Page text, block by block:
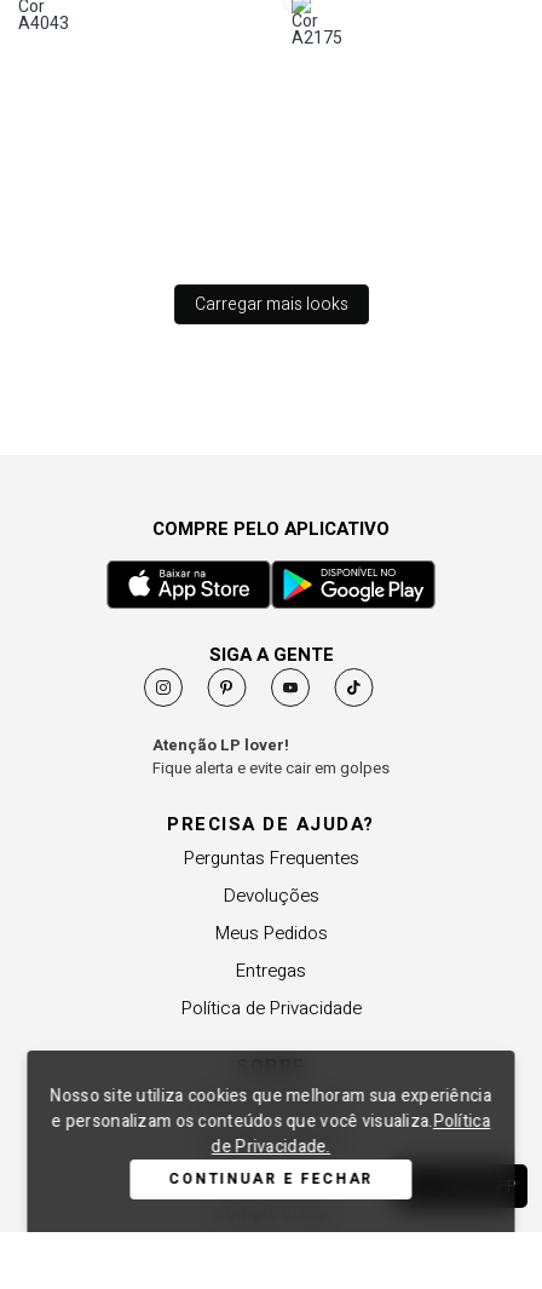
WHATSAPP
Nosso site utiliza cookies que melhoram sua experiência
e personalizam os conteúdos que você visualiza.Política
de Privacidade.
CONTINUAR E FECHAR
Carregar mais looks
PRECISA DE AJUDA?
Perguntas Frequentes
Devoluções
Meus Pedidos
Entregas
Política de Privacidade
A Lança Perfume
Revender a Marca
Trabalhe Conosco
COMPRE PELO APLICATIVO
SIGA A GENTE
Atenção LP lover!
Fique alerta e evite cair em golpes